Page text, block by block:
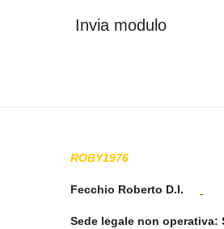
Invia modulo
ROBY1976
Fecchio Roberto D.I.
Sede legale non operativa: